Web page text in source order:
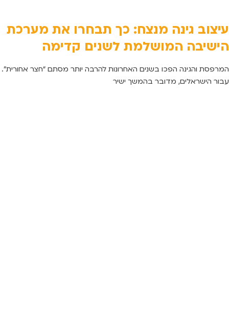
עיצוב גינה מנצח: כך תבחרו את מערכת
הישיבה המושלמת לשנים קדימה
המרפסת והגינה הפכו בשנים האחרונות להרבה יותר מסתם “חצר אחורית”.
עבור הישראלים, מדובר בהמשך ישיר